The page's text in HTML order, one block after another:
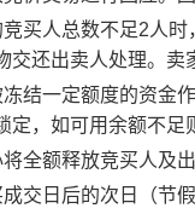
买人总数不足2人
交还出卖人处理。
结一定额度的资金
定，如可用余额不足
全额释放竞买人及
交日后的次日（节